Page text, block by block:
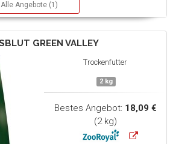
Alle Angebote (1)
GREEN VALLEY
Trockenfutter
2 kg
Bestes Angebot: 18,09 €
(2 kg)